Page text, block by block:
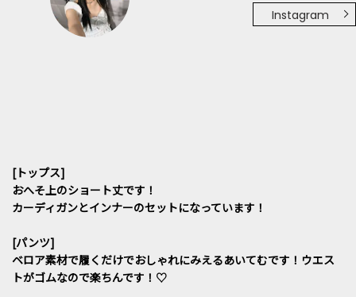
Instagram
[トップス]
おへそ上のショート丈です！
カーディガンとインナーのセットになっています！
[パンツ]
ベロア素材で履くだけでおしゃれにみえるあいてむです！ウエス
トがゴムなので楽ちんです！♡